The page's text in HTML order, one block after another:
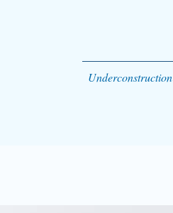
Underconstruction